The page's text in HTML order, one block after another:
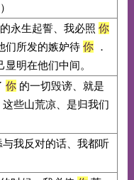
永生起誓、我必照 你
们所发的嫉妒待 你．
明在他们中间。
你的一切毁谤、就是
些山荒凉、是归我们
我反对的话、我都听